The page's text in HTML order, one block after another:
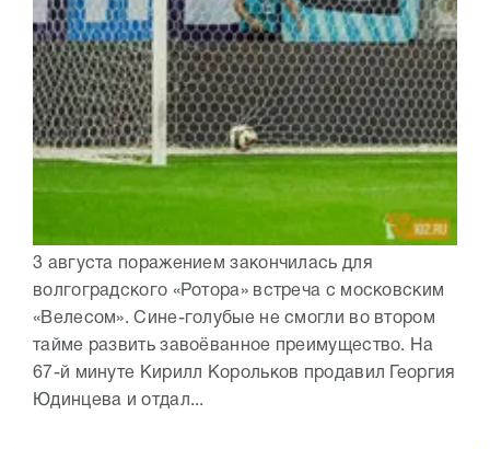
3 августа поражением закончилась для
волгоградского «Ротора» встреча с московским
«Велесом». Сине-голубые не смогли во втором
тайме развить завоёванное преимущество. На
67-й минуте Кирилл Корольков продавил Георгия
Юдинцева и отдал...